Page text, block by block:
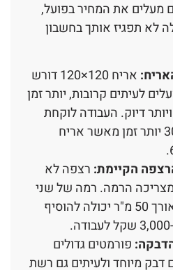
מעלים את המחיר בפועל,
לא תפגיז אותך בחשבון
אריח 120×120 דורש
לעיתים קרובות, יותר זמן
דיוק. העבודה לוקחת
30-50% יותר זמן מאשר אריח
הקיימת: רצפה לא
הרמה. רמה של שני
ס"מ לאורך 50 מ"ר יכולה להוסיף
לעבודה.
פורמטים גדולים
דבק מיוחד ולעיתים גם רשת